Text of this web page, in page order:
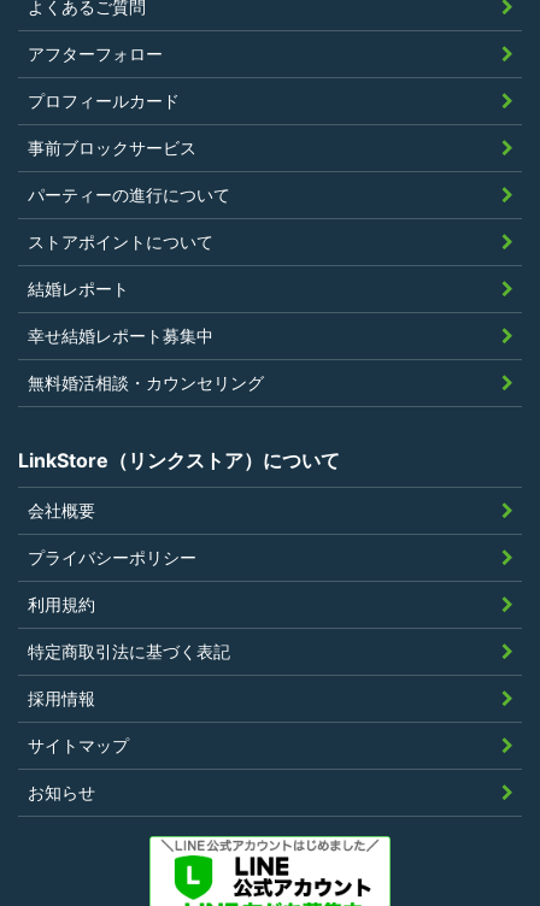
よくあるご質問
アフターフォロー
プロフィールカード
事前ブロックサービス
パーティーの進行について
ストアポイントについて
結婚レポート
幸せ結婚レポート募集中
無料婚活相談・カウンセリング
LinkStore（リンクストア）について
会社概要
プライバシーポリシー
利用規約
特定商取引法に基づく表記
採用情報
サイトマップ
お知らせ